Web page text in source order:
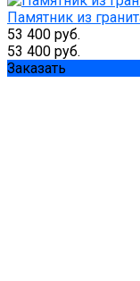
Памятник из
53 400 руб.
53 400 руб.
Заказать